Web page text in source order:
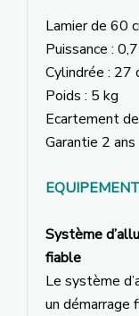
Lamier de 60
Puissance :
Cylindrée : 27
Poids : 5 kg
Ecartement
Garantie 2 ans
Système
fiable
Le système
un démarrage